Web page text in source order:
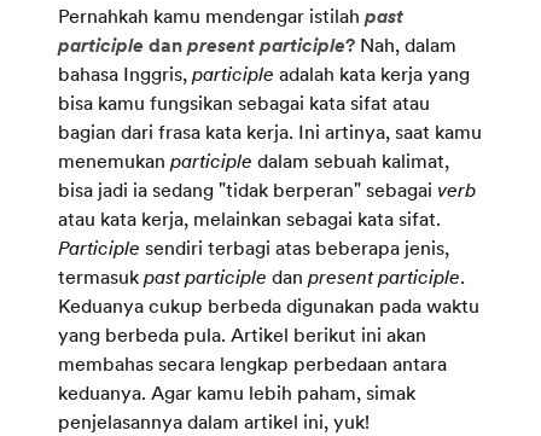
Pernahkah kamu mendengar istilah past
participle danpresent participle? Nah, dalam
bahasa Inggris,participle adalah kata kerja yang
bisa kamu fungsikan sebagai kata sifat atau
bagian dari frasa kata kerja. Ini artinya, saat kamu
menemukan participle dalam sebuah kalimat,
bisa jadi ia sedang "tidak berperan" sebagai verb
atau kata kerja, melainkan sebagai kata sifat.
Participle sendiri terbagi atas beberapa jenis,
termasukpast participle dan present participle.
Keduanya cukup berbeda digunakan pada waktu
yang berbeda pula. Artikel berikut ini akan
membahas secara lengkap perbedaan antara
keduanya. Agar kamu lebih paham, simak
penjelasannya dalam artikel ini, yuk!